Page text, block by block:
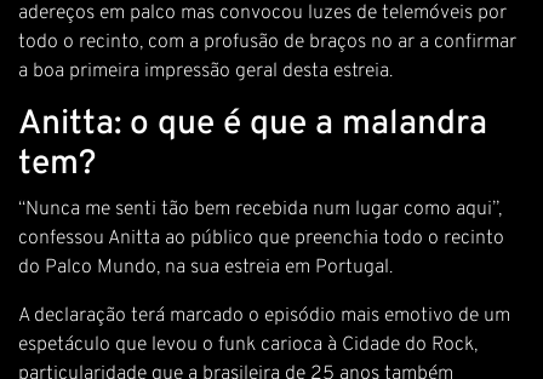
adereços em palco mas convocou luzes de telemóveis por
todo o recinto, com a profusão de braços no ar a confirmar
a boa primeira impressão geral desta estreia.
Anitta: o que é que a malandra
tem?
“Nunca me senti tão bem recebida num lugar como aqui”,
confessou Anitta ao público que preenchia todo o recinto
do Palco Mundo, na sua estreia em Portugal.
A declaração terá marcado o episódio mais emotivo de um
espetáculo que levou o funk carioca à Cidade do Rock,
particularidade que a brasileira de 25 anos também